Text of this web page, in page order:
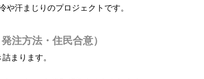
汗まじりのプロジェクトです。
注方法・住民合意）
まります。